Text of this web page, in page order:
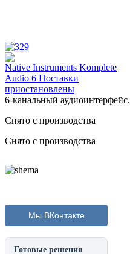
Native Instruments Komplete
Audio 6 Поставки
приостановлены
6-канальный аудиоинтерфейс.
Снято с производства
Снято с производства
Мы ВКонтакте
Готовые решения